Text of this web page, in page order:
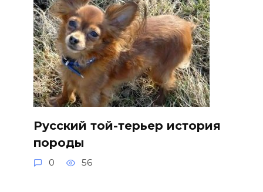
Русский той-терьер история
породы
0 56